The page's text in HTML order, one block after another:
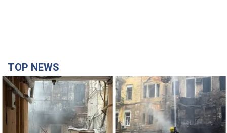
TOP NEWS